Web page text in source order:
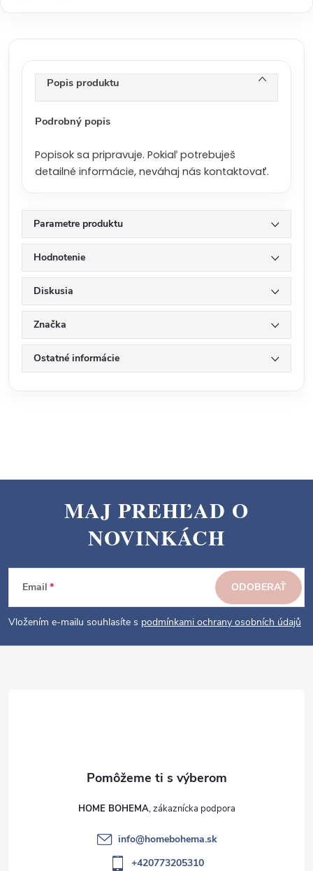
Popis produktu
Podrobný popis
Popisok sa pripravuje. Pokiaľ potrebuješ
detailné informácie, neváhaj nás kontaktovať.
Parametre produktu
Hodnotenie
Diskusia
Značka
Ostatné informácie
p
e
MAJ PREHĽAD O
NOVINKÁCH
Email
Vložením e-mailu souhlasíte s podmínkami ochrany osobních údajů
ODOBERAŤ
HOME BOHEMA
info@homebohema.sk
+420773205310